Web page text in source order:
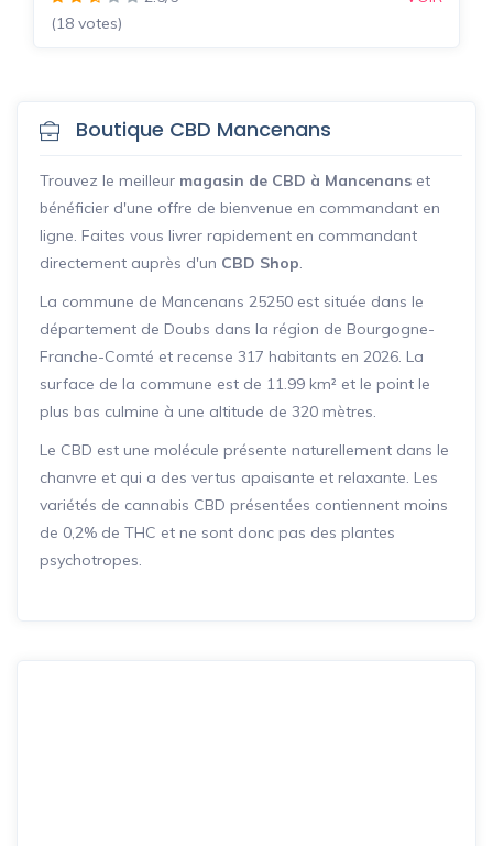
Boutique CBD Mancenans
Trouvez le meilleur magasin de CBD à Mancenans et
bénéficier d'une offre de bienvenue en commandant en
ligne. Faites vous livrer rapidement en commandant
directement auprès d'un CBD Shop
La commune de Mancenans 25250 est située dans le
département de Doubs dans la région de Bourgogne-
Franche-Comté et recense 317 habitants en 2026. La
surface de la commune est de 11.99 km² et le point le
plus bas culmine à une altitude de 320 mètres.
Le CBD est une molécule présente naturellement dans le
chanvre et qui a des vertus apaisante et relaxante. Les
variétés de cannabis CBD présentées contiennent moins
de 0,2% de THC et ne sont donc pas des plantes
psychotropes.
(18 votes)